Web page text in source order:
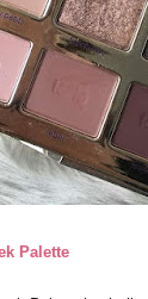
Palette